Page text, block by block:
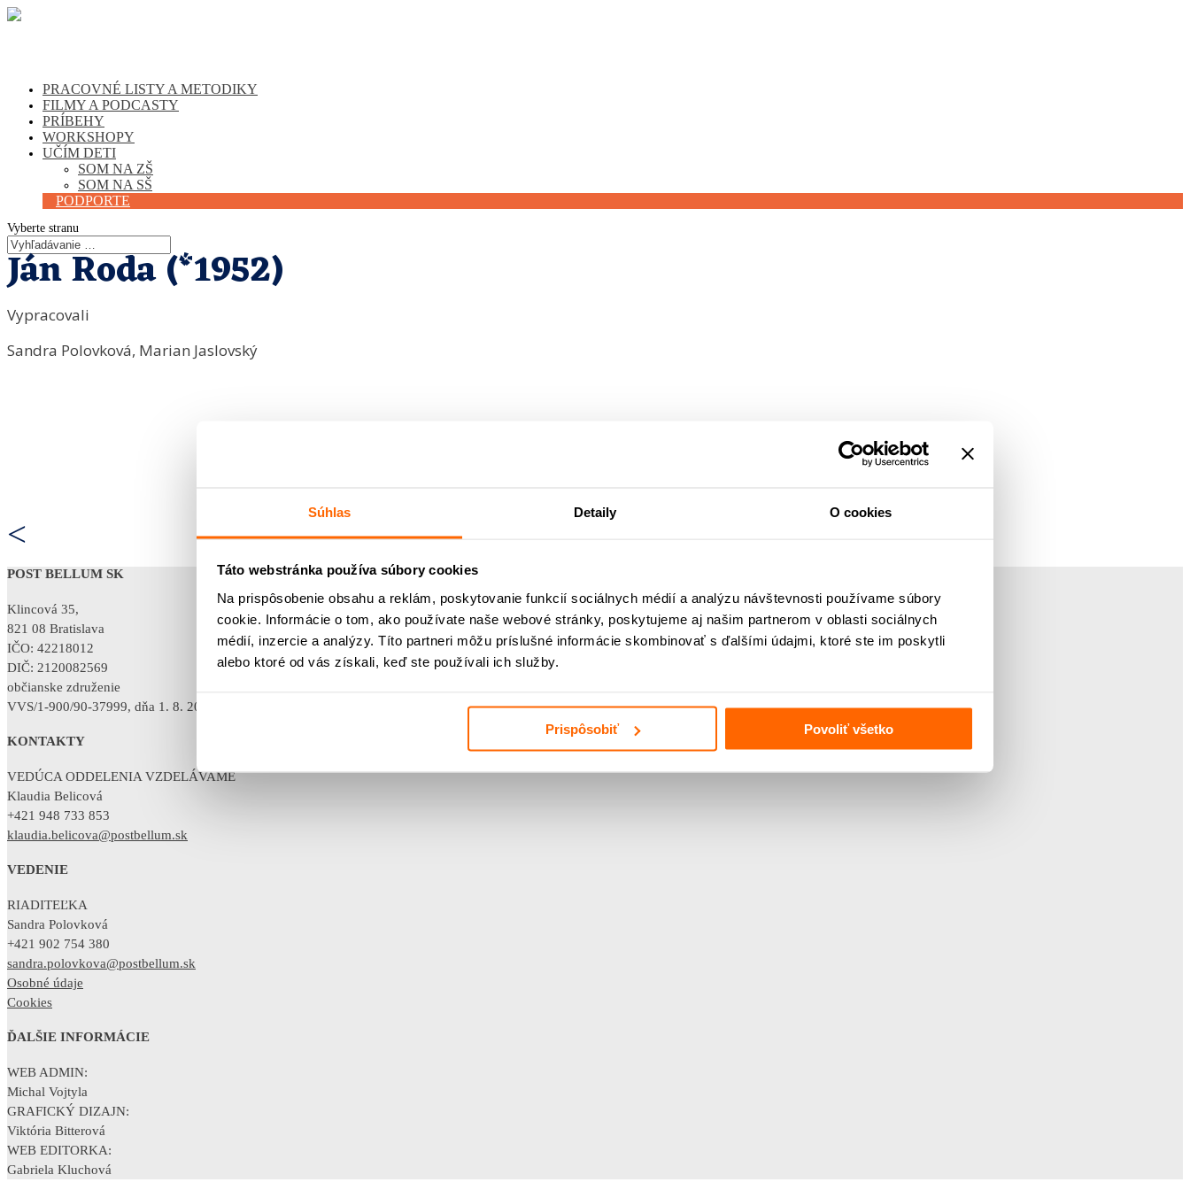
Súhlas Detaily O cookies
Táto webstránka používa súbory cookies
Na prispôsobenie obsahu a reklám, poskytovanie funkcií sociálnych médií a analýzu návštevnosti používame súbory
cookie. Informácie o tom, ako používate naše webové stránky, poskytujeme aj našim partnerom v oblasti sociálnych
médií, inzercie a analýzy. Títo partneri môžu príslušné informácie skombinovať s ďalšími údajmi, ktoré ste im poskytli
alebo ktoré od vás získali, keď ste používali ich služby.
Prispôsobiť Povoliť všetko
PRACOVNÉ LISTY A METODIKY
FILMY A PODCASTY
PRÍBEHY
WORKSHOPY
UČÍM DETI
SOM NA ZŠ
SOM NA SŠ
PODPORTE
Vyberte stranu
Ján Roda (*1952)
Vypracovali
Sandra Polovková, Marian Jaslovský
<
POST BELLUM SK
Klincová 35,
821 08 Bratislava
IČO: 42218012
DIČ: 2120082569
občianske združenie
VVS/1-900/90-37999, dňa 1. 8. 2011
KONTAKTY
VEDÚCA ODDELENIA VZDELÁVAME
Klaudia Belicová
+421 948 733 853
klaudia.belicova@postbellum.sk
VEDENIE
RIADITEĽKA
Sandra Polovková
+421 902 754 380
sandra.polovkova@postbellum.sk
Osobné údaje
Cookies
ĎALŠIE INFORMÁCIE
WEB ADMIN:
Michal Vojtyla
GRAFICKÝ DIZAJN:
Viktória Bitterová
WEB EDITORKA:
Gabriela Kluchová